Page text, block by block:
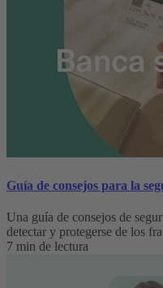
Guía de consejos para la
Una guía de consejos de
detectar y protegerse de los
7 min de lectura